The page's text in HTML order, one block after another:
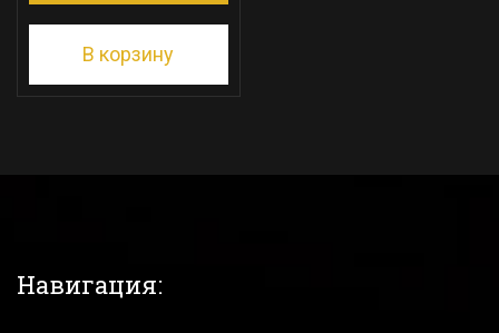
В корзину
Навигация: